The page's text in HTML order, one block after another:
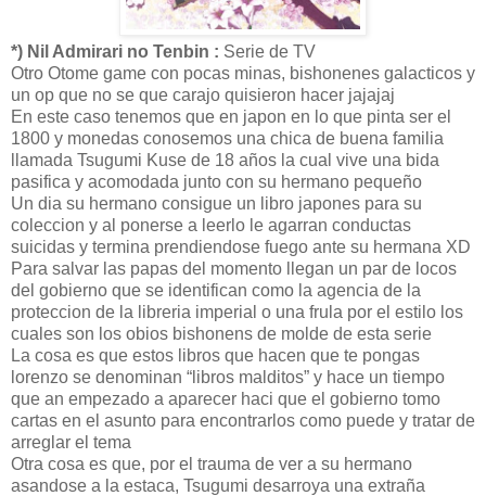
*) Nil Admirari no Tenbin : Serie de TV
Otro Otome game con pocas minas, bishonenes galacticos y
un op que no se que carajo quisieron hacer jajajaj
En este caso tenemos que en japon en lo que pinta ser el
1800 y monedas conosemos una chica de buena familia
llamada Tsugumi Kuse de 18 años la cual vive una bida
pasifica y acomodada junto con su hermano pequeño
Un dia su hermano consigue un libro japones para su
coleccion y al ponerse a leerlo le agarran conductas
suicidas y termina prendiendose fuego ante su hermana XD
Para salvar las papas del momento llegan un par de locos
del gobierno que se identifican como la agencia de la
proteccion de la libreria imperial o una frula por el estilo los
cuales son los obios bishonens de molde de esta serie
La cosa es que estos libros que hacen que te pongas
lorenzo se denominan “libros malditos” y hace un tiempo
que an empezado a aparecer haci que el gobierno tomo
cartas en el asunto para encontrarlos como puede y tratar de
arreglar el tema
Otra cosa es que, por el trauma de ver a su hermano
asandose a la estaca, Tsugumi desarroya una extraña